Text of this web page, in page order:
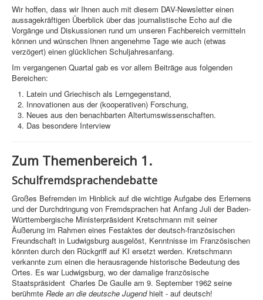
Wir hoffen, dass wir Ihnen auch mit diesem DAV-Newsletter einen
aussagekräftigen Überblick über das journalistische Echo auf die
Vorgänge und Diskussionen rund um unseren Fachbereich vermitteln
können und wünschen Ihnen angenehme Tage wie auch (etwas
verzögert) einen glücklichen Schuljahresanfang.
Im vergangenen Quartal gab es vor allem Beiträge aus folgenden
Bereichen:
Latein und Griechisch als Lerngegenstand,
Innovationen aus der (kooperativen) Forschung,
Neues aus den benachbarten Altertumswissenschaften.
Das besondere Interview
Zum Themenbereich 1.
Schulfremdsprachendebatte
Großes Befremden im Hinblick auf die wichtige Aufgabe des Erlernens
und der Durchdringung von Fremdsprachen hat Anfang Juli der Baden-
Württembergische Ministerpräsident Kretschmann mit seiner
Äußerung im Rahmen eines Festaktes der deutsch-französischen
Freundschaft in Ludwigsburg ausgelöst, Kenntnisse im Französischen
könnten durch den Rückgriff auf KI ersetzt werden. Kretschmann
verkannte zum einen die herausragende historische Bedeutung des
Ortes. Es war Ludwigsburg, wo der damalige französische
Staatspräsident Charles De Gaulle am 9. September 1962 seine
berühmte Rede an die deutsche Jugendhielt - auf deutsch!